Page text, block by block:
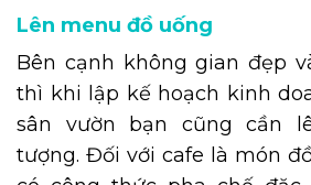
Lên menu đồ uống
Bên cạnh không gian đẹp
thì khi lập kế hoạch kinh
sân vườn bạn cũng cần
tượng. Đối với cafe là món